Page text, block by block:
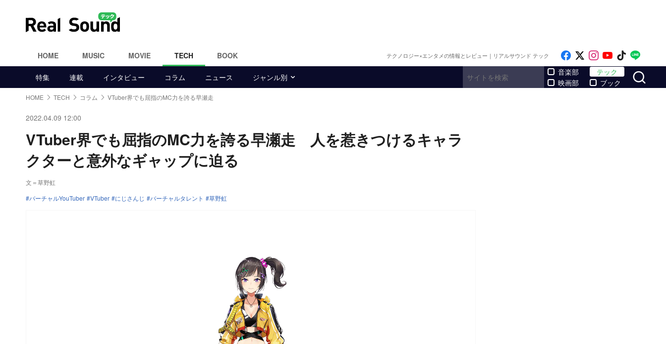
HOME MUSIC MOVIE TECH BOOK テクノロジー×エンタメの情報とレビュー｜リアルサウンド テック Like on Facebook
Follow on x
Follow on
Follow on
Follow
特集 連載 インタビュー コラム ニュース ジャンル別
音楽部
映画部
テック
ブック
HOME TECH コラム VTuber界でも屈指のMC力を誇る早瀬走
2022.04.09 12:00
VTuber界でも屈指のMC力を誇る早瀬走 人を惹きつけるキャラ
クターと意外なギャップに迫る
文＝草野虹
バーチャルYouTuber
VTuber にじさんじ バーチャルタレント 草野虹